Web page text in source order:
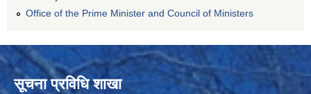
Office of the Prime Minister and Council of Ministers
सूचना प्रविधि शाखा